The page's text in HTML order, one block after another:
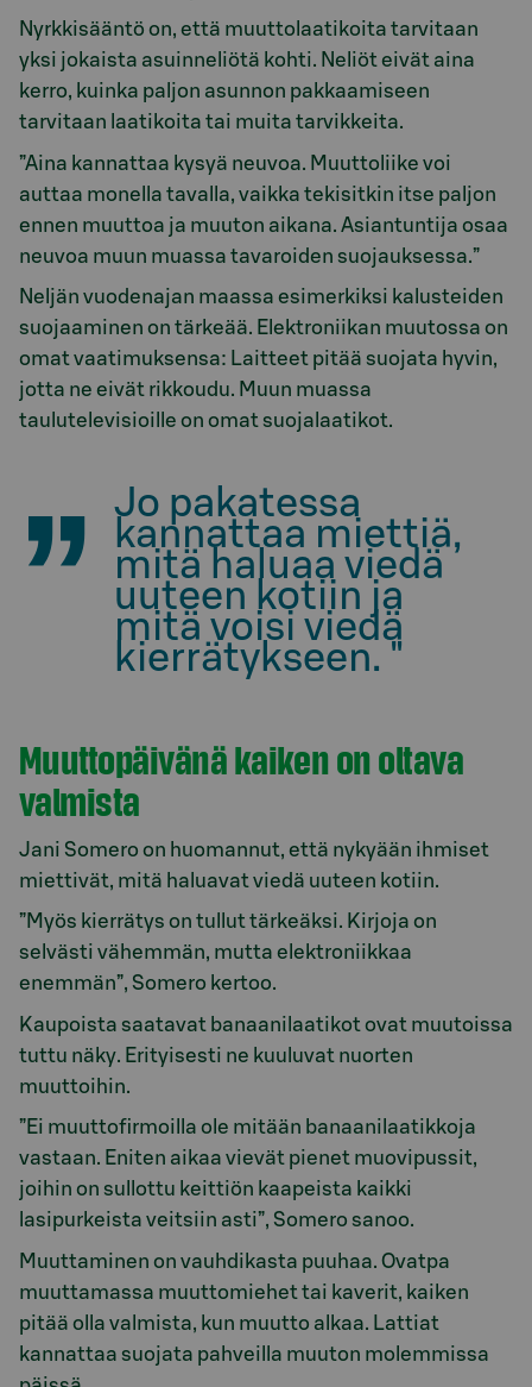
Nyrkkisääntö on, että muuttolaatikoita tarvitaan
yksi jokaista asuinneliötä kohti. Neliöt eivät aina
kerro, kuinka paljon asunnon pakkaamiseen
tarvitaan laatikoita tai muita tarvikkeita.
”Aina kannattaa kysyä neuvoa. Muuttoliike voi
auttaa monella tavalla, vaikka tekisitkin itse paljon
ennen muuttoa ja muuton aikana. Asiantuntija osaa
neuvoa muun muassa tavaroiden suojauksessa.”
Neljän vuodenajan maassa esimerkiksi kalusteiden
suojaaminen on tärkeää. Elektroniikan muutossa on
omat vaatimuksensa: Laitteet pitää suojata hyvin,
jotta ne eivät rikkoudu. Muun muassa
taulutelevisioille on omat suojalaatikot.
Jo pakatessa
kannattaa miettiä,
mitä haluaa viedä
uuteen kotiin ja
mitä voisi viedä
kierrätykseen. "
Muuttopäivänä kaiken on oltava
valmista
Jani Somero on huomannut, että nykyään ihmiset
miettivät, mitä haluavat viedä uuteen kotiin.
”Myös kierrätys on tullut tärkeäksi. Kirjoja on
selvästi vähemmän, mutta elektroniikkaa
enemmän”, Somero kertoo.
Kaupoista saatavat banaanilaatikot ovat muutoissa
tuttu näky. Erityisesti ne kuuluvat nuorten
muuttoihin.
”Ei muuttofirmoilla ole mitään banaanilaatikkoja
vastaan. Eniten aikaa vievät pienet muovipussit,
joihin on sullottu keittiön kaapeista kaikki
lasipurkeista veitsiin asti”, Somero sanoo.
Muuttaminen on vauhdikasta puuhaa. Ovatpa
muuttamassa muuttomiehet tai kaverit, kaiken
pitää olla valmista, kun muutto alkaa. Lattiat
kannattaa suojata pahveilla muuton molemmissa